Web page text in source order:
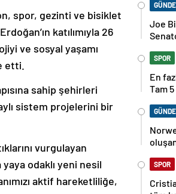
spor, gezinti ve bisiklet
katılımıyla 26
ve sosyal yaşamı
etti.
sahip şehirleri
sistem projelerini bir
vurgulayan
odaklı yeni nesil
aktif hareketliliğe,
Joe
SPOR
En
Tam
SPOR